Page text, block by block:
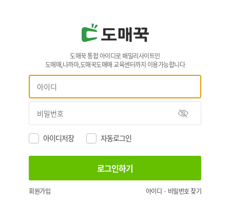
도매꾹 통합 아이디로 패밀리사이트인
도매매,나까마,도매꾹도매매 교육센터까지 이용가능합니다
아이디저장 자동로그인
회원가입 아이디 · 비밀번호 찾기